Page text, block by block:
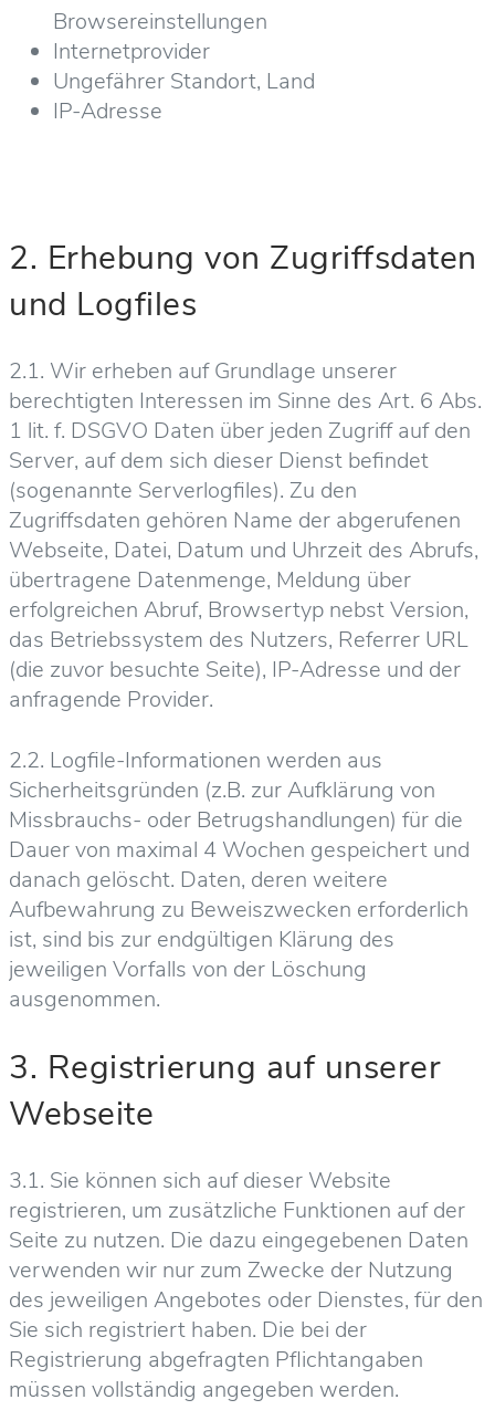
Browsereinstellungen
Internetprovider
Ungefährer Standort, Land
IP-Adresse
2. Erhebung von Zugriffsdaten
und Logfiles
2.1. Wir erheben auf Grundlage unserer
berechtigten Interessen im Sinne des Art. 6 Abs.
1 lit. f. DSGVO Daten über jeden Zugriff auf den
Server, auf dem sich dieser Dienst befindet
(sogenannte Serverlogfiles). Zu den
Zugriffsdaten gehören Name der abgerufenen
Webseite, Datei, Datum und Uhrzeit des Abrufs,
übertragene Datenmenge, Meldung über
erfolgreichen Abruf, Browsertyp nebst Version,
das Betriebssystem des Nutzers, Referrer URL
(die zuvor besuchte Seite), IP-Adresse und der
anfragende Provider.
2.2. Logfile-Informationen werden aus
Sicherheitsgründen (z.B. zur Aufklärung von
Missbrauchs- oder Betrugshandlungen) für die
Dauer von maximal 4 Wochen gespeichert und
danach gelöscht. Daten, deren weitere
Aufbewahrung zu Beweiszwecken erforderlich
ist, sind bis zur endgültigen Klärung des
jeweiligen Vorfalls von der Löschung
ausgenommen.
3. Registrierung auf unserer
Webseite
3.1. Sie können sich auf dieser Website
registrieren, um zusätzliche Funktionen auf der
Seite zu nutzen. Die dazu eingegebenen Daten
verwenden wir nur zum Zwecke der Nutzung
des jeweiligen Angebotes oder Dienstes, für den
Sie sich registriert haben. Die bei der
Registrierung abgefragten Pflichtangaben
müssen vollständig angegeben werden.